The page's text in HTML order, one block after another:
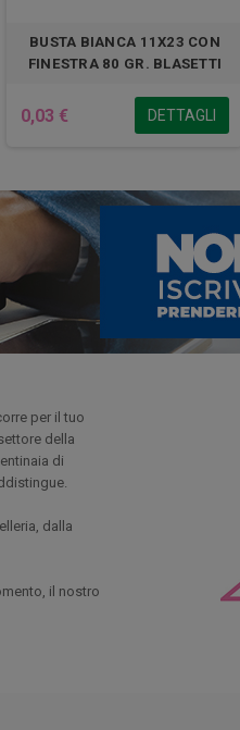
BUSTA BIANCA 11X23 CON
FINESTRA 80 GR. BLASETTI
0,03 € DETTAGLI
per il tuo
della
di
dalla
il nostro